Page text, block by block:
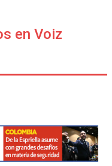
en Voiz